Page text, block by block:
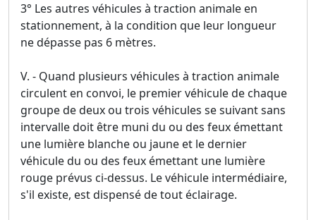
3° Les autres véhicules à traction animale en
stationnement, à la condition que leur longueur
ne dépasse pas 6 mètres.
V. - Quand plusieurs véhicules à traction animale
circulent en convoi, le premier véhicule de chaque
groupe de deux ou trois véhicules se suivant sans
intervalle doit être muni du ou des feux émettant
une lumière blanche ou jaune et le dernier
véhicule du ou des feux émettant une lumière
rouge prévus ci-dessus. Le véhicule intermédiaire,
s'il existe, est dispensé de tout éclairage.